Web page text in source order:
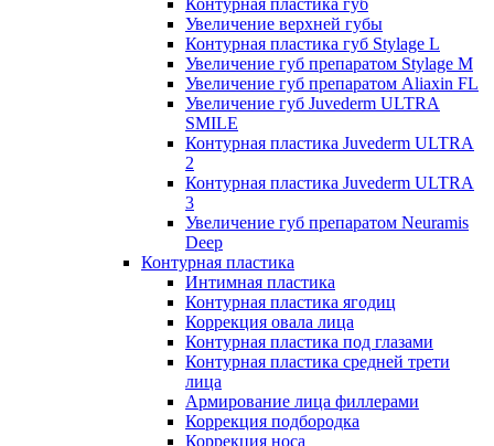
Контурная пластика губ
Увеличение верхней губы
Контурная пластика губ Stylage L
Увеличение губ препаратом Stylage M
Увеличение губ препаратом Aliaxin FL
Увеличение губ Juvederm ULTRA
SMILE
Контурная пластика Juvederm ULTRA
2
Контурная пластика Juvederm ULTRA
3
Увеличение губ препаратом Neuramis
Deep
Контурная пластика
Интимная пластика
Контурная пластика ягодиц
Коррекция овала лица
Контурная пластика под глазами
Контурная пластика средней трети
лица
Армирование лица филлерами
Коррекция подбородка
Коррекция носа